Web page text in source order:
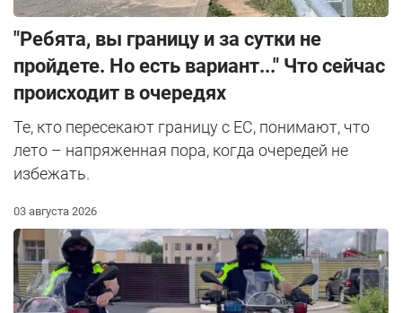
"Ребята, вы границу и за сутки не
пройдете. Но есть вариант..." Что сейчас
происходит в очередях
Те, кто пересекают границу с ЕС, понимают, что
лето – напряженная пора, когда очередей не
избежать.
03 августа 2026